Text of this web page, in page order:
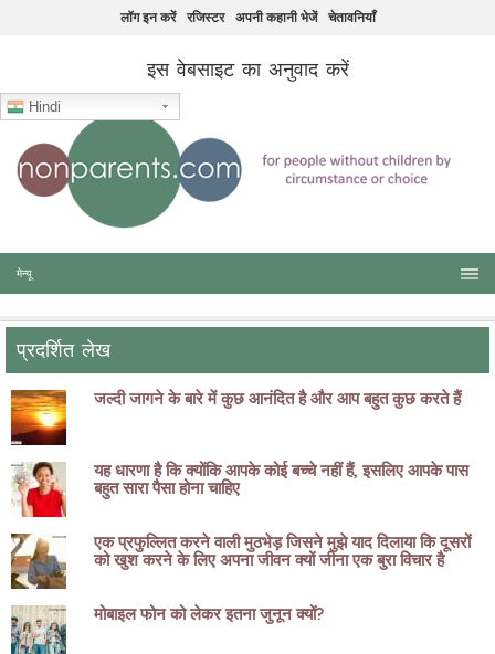
लॉग इन करें रजिस्टर अपनी कहानी भेजें चेतावनियाँ
इस वेबसाइट का अनुवाद करें
Hindi
मेन्यू
प्रदर्शित लेख
जल्दी जागने के बारे में कुछ आनंदित है और आप बहुत कुछ करते हैं
यह धारणा है कि क्योंकि आपके कोई बच्चे नहीं हैं, इसलिए आपके पास
बहुत सारा पैसा होना चाहिए
एक प्रफुल्लित करने वाली मुठभेड़ जिसने मुझे याद दिलाया कि दूसरों
को खुश करने के लिए अपना जीवन क्यों जीना एक बुरा विचार है
मोबाइल फोन को लेकर इतना जुनून क्यों?